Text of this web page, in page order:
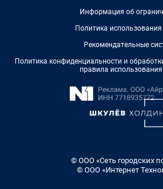
Информация об
Политика
Рекомендательные
Политика конфиденциальности и
правила использования
© ООО «Сеть городских
© ООО «Интернет